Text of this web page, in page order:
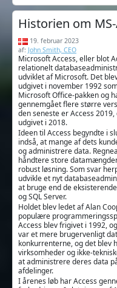
Historien om
19. februar 2023
af: John Smith, CEO
Microsoft Access, eller blot
relationelt
udviklet af Microsoft. Det
udgivet i november 1992
Microsoft Office-pakken og
gennemgået flere større
den seneste er Access
udgivet i 2018.
Ideen til Access begyndte i
indså, at mange af dets
og administrere data.
håndtere store
robust løsning. Som svar
udvikle et nyt
at bruge end de
og SQL Server.
Holdet blev ledet af Alan
populære
Access blev frigivet i 1992,
var et mere brugervenligt
konkurrenterne, og det blev
virksomheder og ikke-
at administrere deres data
afdelinger.
I årenes løb har Access